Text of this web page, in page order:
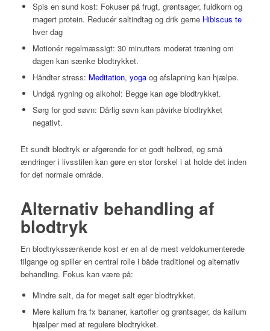
Spis en sund kost: Fokuser på frugt, grøntsager, fuldkorn og
magert protein. Reducér saltindtag og drik gerne Hibiscus te
hver dag
Motionér regelmæssigt: 30 minutters moderat træning om
dagen kan sænke blodtrykket.
Håndter stress: Meditation, yogaog afslapning kan hjælpe.
Undgå rygning og alkohol: Begge kan øge blodtrykket.
Sørg for god søvn: Dårlig søvn kan påvirke blodtrykket
negativt.
Et sundt blodtryk er afgørende for et godt helbred, og små
ændringer i livsstilen kan gøre en stor forskel i at holde det inden
for det normale område.
Alternativ behandling af
blodtryk
En blodtrykssænkende kost er en af de mest veldokumenterede
tilgange og spiller en central rolle i både traditionel og alternativ
behandling. Fokus kan være på:
Mindre salt, da for meget salt øger blodtrykket.
Mere kalium fra fx bananer, kartofler og grøntsager, da kalium
hjælper med at regulere blodtrykket.